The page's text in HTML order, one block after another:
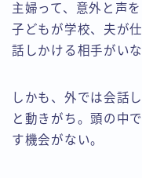
主婦って、意外と声
子どもが学校、夫が
話しかける相手がい
しかも、外では会話
と動きがち。頭の中
す機会がない。